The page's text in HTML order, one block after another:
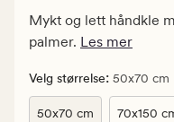
Vanlig
pris
39
kr
Mykt og lett håndkle
palmer. Les mer
Velg størrelse: 50x70 cm
50x70 cm 70x150